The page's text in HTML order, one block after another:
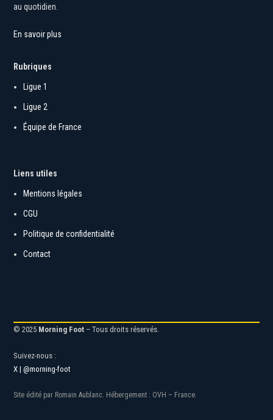
au quotidien.
En savoir plus
Rubriques
Ligue 1
Ligue 2
Équipe de France
Mentions légales
Politique de confidentialité
Morning Foot
X | @morning-foot